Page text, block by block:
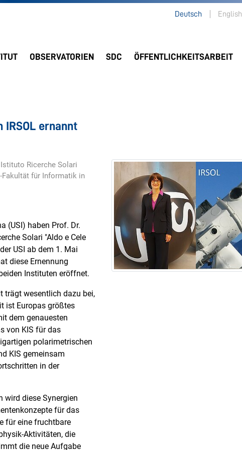
Deutsch English
OBSERVATORIEN SDC ÖFFENTLICHKEITSARBEIT
ernannt
Ricerche Solari
Fakultät für Informatik in
(USI) haben Prof. Dr.
Solari "Aldo e Cele
USI ab dem 1. Mai
diese Ernennung
Instituten eröffnet.
trägt wesentlich dazu bei,
ist Europas größtes
dem genauesten
von KIS für das
polarimetrischen
KIS gemeinsam
in der
wird diese Synergien
für das
für eine fruchtbare
Aktivitäten, die
die neue Aufgabe